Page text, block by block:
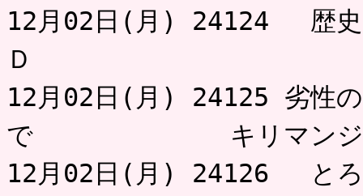
12月02日(月) 24124 歴史
Ｄ に
12月02日(月) 24125 劣性の
で キリマンジ
12月02日(月) 24126 とろ